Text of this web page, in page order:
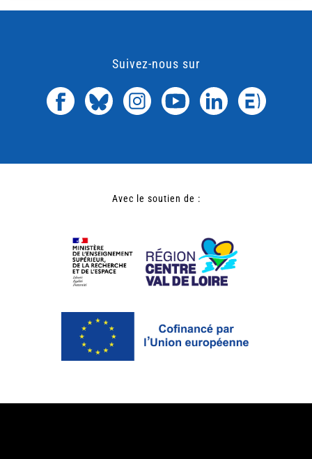
Suivez-nous sur
Avec le soutien de :